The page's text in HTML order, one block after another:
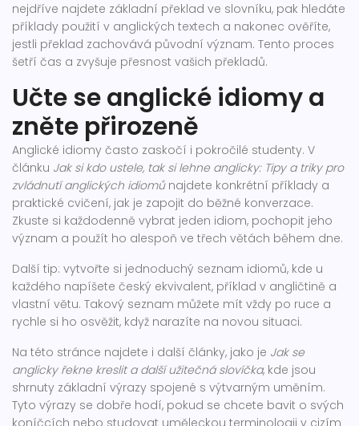
nejdříve najdete základní překlad ve slovníku, pak hledáte
příklady použití v anglických textech a nakonec ověříte,
jestli překlad zachovává původní význam. Tento proces
šetří čas a zvyšuje přesnost vašich překladů.
Učte se anglické idiomy a
zněte přirozeně
Anglické idiomy často zaskočí i pokročilé studenty. V
článku Jak si kdo ustele, tak si lehne anglicky: Tipy a triky pro
zvládnutí anglických idiomůnajdete konkrétní příklady a
praktické cvičení, jak je zapojit do běžné konverzace.
Zkuste si každodenně vybrat jeden idiom, pochopit jeho
význam a použít ho alespoň ve třech větách během dne.
Další tip: vytvořte si jednoduchý seznam idiomů, kde u
každého napíšete český ekvivalent, příklad v angličtině a
vlastní větu. Takový seznam můžete mít vždy po ruce a
rychle si ho osvěžit, když narazíte na novou situaci.
Na této stránce najdete i další články, jako je Jak se
anglicky řekne kreslit a další užitečná slovíčka, kde jsou
shrnuty základní výrazy spojené s výtvarným uměním.
Tyto výrazy se dobře hodí, pokud se chcete bavit o svých
koníčcích nebo studovat uměleckou terminologii v cizím